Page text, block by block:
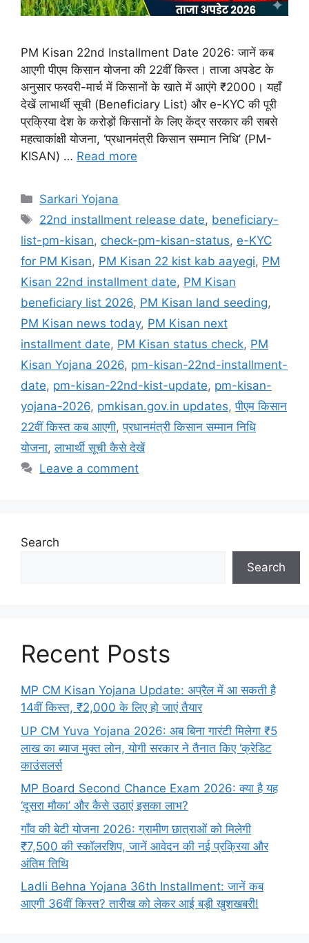
PM Kisan 22nd Installment Date 2026: जानें कब
आएगी पीएम किसान योजना की 22वीं किस्त। ताजा अपडेट के
अनुसार फरवरी-मार्च में किसानों के खाते में आएंगे ₹2000। यहाँ
देखें लाभार्थी सूची (Beneficiary List) और e-KYC की पूरी
प्रक्रिया देश के करोड़ों किसानों के लिए केंद्र सरकार की सबसे
महत्वाकांक्षी योजना, ‘प्रधानमंत्री किसान सम्मान निधि’ (PM-
KISAN) … Read more
Categories
Sarkari Yojana
Tags
22nd installment release date, beneficiary-
list-pm-kisan, check-pm-kisan-status, e-KYC
for PM Kisan, PM Kisan 22 kist kab aayegi, PM
Kisan 22nd installment date, PM Kisan
beneficiary list 2026, PM Kisan land seeding,
PM Kisan news today, PM Kisan next
installment date, PM Kisan status check, PM
Kisan Yojana 2026, pm-kisan-22nd-installment-
date, pm-kisan-22nd-kist-update, pm-kisan-
yojana-2026, pmkisan.gov.in updates,पीएम किसान
22वीं किस्त कब आएगी,प्रधानमंत्री किसान सम्मान निधि
योजना,लाभार्थी सूची कैसे देखें
Leave a comment
Search
Search
Recent Posts
MP CM Kisan Yojana Update: अप्रैल में आ सकती है
14वीं किस्त, ₹2,000 के लिए हो जाएं तैयार
UP CM Yuva Yojana 2026: अब बिना गारंटी मिलेगा ₹5
लाख का ब्याज मुक्त लोन, योगी सरकार ने तैनात किए ‘क्रेडिट
काउंसलर्स
MP Board Second Chance Exam 2026: क्या है यह
‘दूसरा मौका’ और कैसे उठाएं इसका लाभ?
गाँव की बेटी योजना 2026: ग्रामीण छात्राओं को मिलेगी
₹7,500 की स्कॉलरशिप, जानें आवेदन की नई प्रक्रिया और
अंतिम तिथि
Ladli Behna Yojana 36th Installment: जानें कब
आएगी 36वीं किस्त? तारीख को लेकर आई बड़ी खुशखबरी!